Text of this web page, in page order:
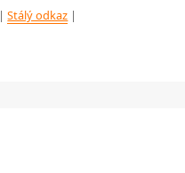
|Stálý odkaz |